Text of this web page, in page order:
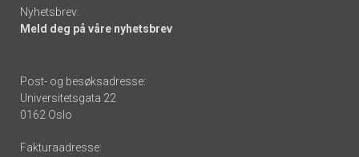
Nyhetsbrev:
Meld deg på våre nyhetsbrev
Post- og besøksadresse:
Universitetsgata 22
0162 Oslo
Fakturaadresse: